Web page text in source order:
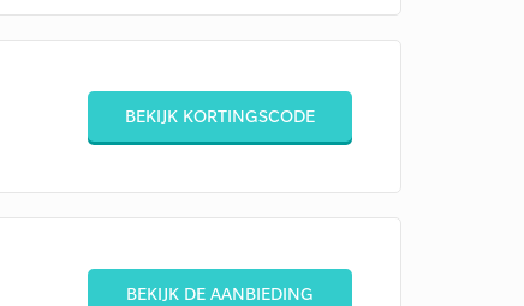
BEKIJK KORTINGSCODE
BEKIJK DE AANBIEDING